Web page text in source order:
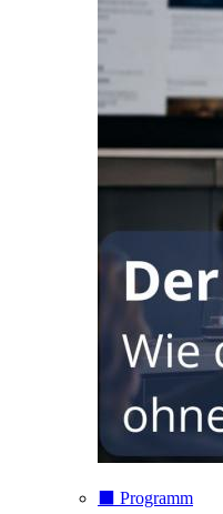
⬛️ Programm